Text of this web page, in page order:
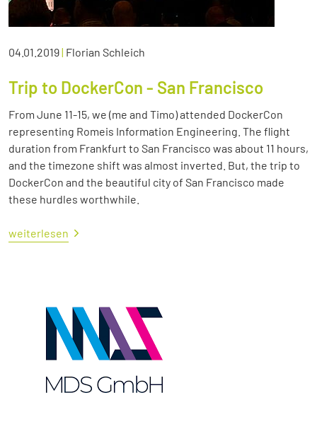
04.01.2019| Florian Schleich
Trip to DockerCon - San Francisco
From June 11-15, we (me and Timo) attended DockerCon
representing Romeis Information Engineering. The flight
duration from Frankfurt to San Francisco was about 11 hours,
and the timezone shift was almost inverted. But, the trip to
DockerCon and the beautiful city of San Francisco made
these hurdles worthwhile.
weiterlesen